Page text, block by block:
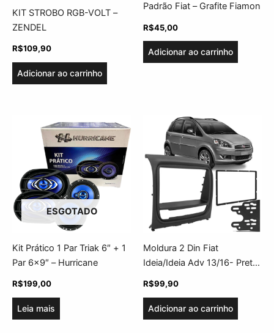
KIT STROBO RGB-VOLT –
ZENDEL
R$109,90
Adicionar ao carrinho
Padrão Fiat – Grafite Fiamon
R$45,00
Adicionar ao carrinho
ESGOTADO
Kit Prático 1 Par Triak 6″ + 1
Par 6×9″ – Hurricane
R$199,00
Leia mais
Moldura 2 Din Fiat
Ideia/Ideia Adv 13/16- Preta
– UV
R$99,90
Adicionar ao carrinho